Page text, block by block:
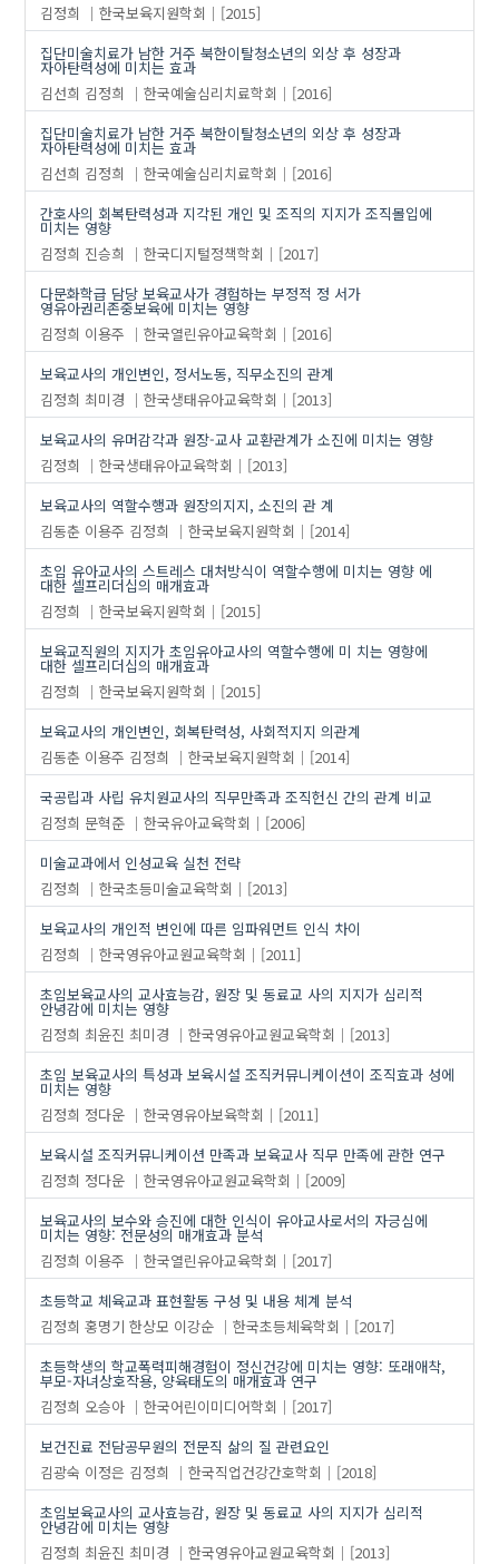
김정희 한국보육지원학회
[2015]
집단미술치료가 남한 거주 북한이탈청소년의 외상 후 성장과
자아탄력성에 미치는 효과
김선희 김정희 한국예술심리치료학회
[2016]
집단미술치료가 남한 거주 북한이탈청소년의 외상 후 성장과
자아탄력성에 미치는 효과
김선희 김정희 한국예술심리치료학회
[2016]
간호사의 회복탄력성과 지각된 개인 및 조직의 지지가 조직몰입에
미치는 영향
김정희 진승희 한국디지털정책학회
[2017]
다문화학급 담당 보육교사가 경험하는 부정적 정 서가
영유아권리존중보육에 미치는 영향
김정희 이용주 한국열린유아교육학회
[2016]
보육교사의 개인변인, 정서노동, 직무소진의 관계
김정희 최미경 한국생태유아교육학회
[2013]
보육교사의 유머감각과 원장-교사 교환관계가 소진에 미치는 영향
김정희
한국생태유아교육학회
[2013]
보육교사의 역할수행과 원장의지지, 소진의 관 계
김동춘 이용주 김정희 한국보육지원학회
[2014]
초임 유아교사의 스트레스 대처방식이 역할수행에 미치는 영향 에
대한 셀프리더십의 매개효과
김정희
한국보육지원학회
[2015]
보육교직원의 지지가 초임유아교사의 역할수행에 미 치는 영향에
대한 셀프리더십의 매개효과
김정희
한국보육지원학회
[2015]
보육교사의 개인변인, 회복탄력성, 사회적지지 의관계
김동춘 이용주 김정희 한국보육지원학회
[2014]
국공립과 사립 유치원교사의 직무만족과 조직헌신 간의 관계 비교
김정희 문혁준 한국유아교육학회
[2006]
미술교과에서 인성교육 실천 전략
김정희
한국초등미술교육학회
[2013]
보육교사의 개인적 변인에 따른 임파워먼트 인식 차이
김정희
한국영유아교원교육학회
[2011]
초임보육교사의 교사효능감, 원장 및 동료교 사의 지지가 심리적
안녕감에 미치는 영향
김정희 최윤진 최미경 한국영유아교원교육학회
[2013]
초임 보육교사의 특성과 보육시설 조직커뮤니케이션이 조직효과 성에
미치는 영향
김정희 정다운 한국영유아보육학회
[2011]
보육시설 조직커뮤니케이션 만족과 보육교사 직무 만족에 관한 연구
김정희 정다운 한국영유아교원교육학회
[2009]
보육교사의 보수와 승진에 대한 인식이 유아교사로서의 자긍심에
미치는 영향: 전문성의 매개효과 분석
김정희 이용주 한국열린유아교육학회
[2017]
초등학교 체육교과 표현활동 구성 및 내용 체계 분석
김정희 홍명기 한상모 이강순 한국초등체육학회
[2017]
초등학생의 학교폭력피해경험이 정신건강에 미치는 영향: 또래애착,
부모-자녀상호작용, 양육태도의 매개효과 연구
김정희 오승아 한국어린이미디어학회
[2017]
보건진료 전담공무원의 전문직 삶의 질 관련요인
김광숙 이정은 김정희 한국직업건강간호학회
[2018]
초임보육교사의 교사효능감, 원장 및 동료교 사의 지지가 심리적
안녕감에 미치는 영향
김정희 최윤진 최미경 한국영유아교원교육학회
[2013]